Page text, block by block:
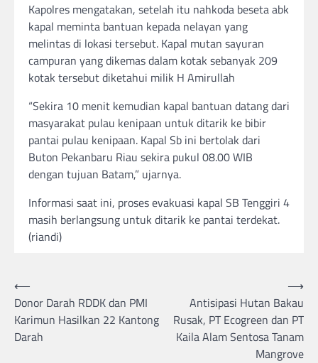
Kapolres mengatakan, setelah itu nahkoda beseta abk
kapal meminta bantuan kepada nelayan yang
melintas di lokasi tersebut. Kapal mutan sayuran
campuran yang dikemas dalam kotak sebanyak 209
kotak tersebut diketahui milik H Amirullah
“Sekira 10 menit kemudian kapal bantuan datang dari
masyarakat pulau kenipaan untuk ditarik ke bibir
pantai pulau kenipaan. Kapal Sb ini bertolak dari
Buton Pekanbaru Riau sekira pukul 08.00 WIB
dengan tujuan Batam,” ujarnya.
Informasi saat ini, proses evakuasi kapal SB Tenggiri 4
masih berlangsung untuk ditarik ke pantai terdekat.
(riandi)
Post
navigation
⟵
Donor Darah RDDK dan PMI
Karimun Hasilkan 22 Kantong
Darah
Antisipasi Hutan Bakau
Rusak, PT Ecogreen dan PT
Kaila Alam Sentosa Tanam
Mangrove
⟶